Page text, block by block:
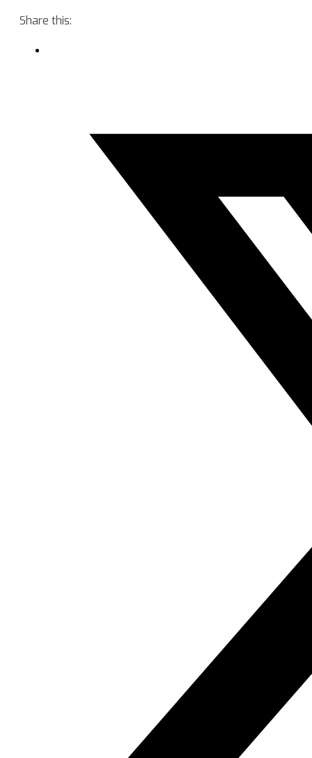
Share this: